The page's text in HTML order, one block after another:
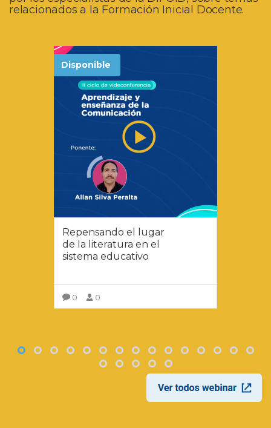
relacionados a la Formación Inicial Docente.
Disponible
Repensando el lugar
de la literatura en el
sistema educativo
0 0